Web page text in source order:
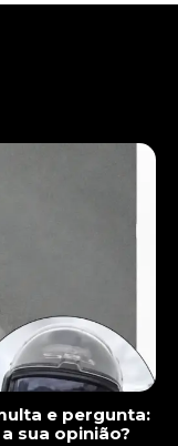
e pergunta:
sua opinião?